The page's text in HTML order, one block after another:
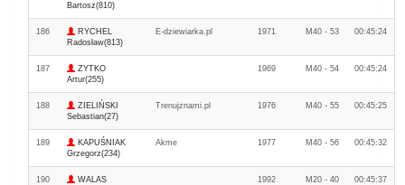
Bartosz(810)
186
RYCHEL
Radosław(813)
E-dziewiarka.pl 1971 M40 - 53 00:45:24
187
ZYTKO
Artur(255)
1969 M40 - 54 00:45:24
188
ZIELIŃSKI
Sebastian(27)
Trenujznami.pl 1976 M40 - 55 00:45:25
189
KAPUŚNIAK
Grzegorz(234)
Akme 1977 M40 - 56 00:45:32
190
WALAS
1992 M20 - 40 00:45:37